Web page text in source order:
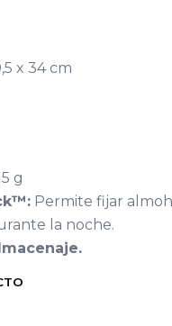
x 34 cm
g
Permite fijar
la noche.